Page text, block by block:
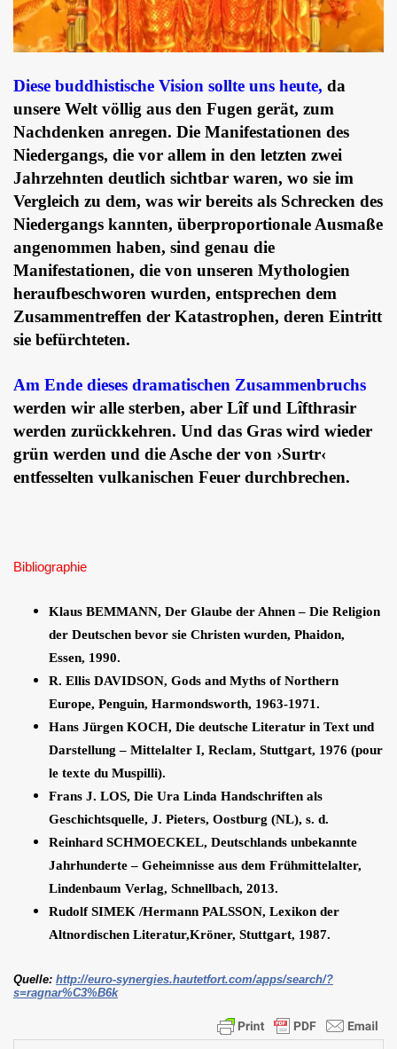
Diese buddhistische Vision sollte uns heute, da
unsere Welt völlig aus den Fugen gerät, zum
Nachdenken anregen. Die Manifestationen des
Niedergangs, die vor allem in den letzten zwei
Jahrzehnten deutlich sichtbar waren, wo sie im
Vergleich zu dem, was wir bereits als Schrecken des
Niedergangs kannten, überproportionale Ausmaße
angenommen haben, sind genau die
Manifestationen, die von unseren Mythologien
heraufbeschworen wurden, entsprechen dem
Zusammentreffen der Katastrophen, deren Eintritt
sie befürchteten.
Am Ende dieses dramatischen Zusammenbruchs
werden wir alle sterben, aber Lîf und Lîfthrasir
werden zurückkehren. Und das Gras wird wieder
grün werden und die Asche der von ›Surtr‹
entfesselten vulkanischen Feuer durchbrechen.
Bibliographie
Klaus BEMMANN, Der Glaube der Ahnen – Die Religion
der Deutschen bevor sie Christen wurden, Phaidon,
Essen, 1990.
R. Ellis DAVIDSON, Gods and Myths of Northern
Europe, Penguin, Harmondsworth, 1963-1971.
Hans Jürgen KOCH, Die deutsche Literatur in Text und
Darstellung – Mittelalter I, Reclam, Stuttgart, 1976 (pour
le texte du Muspilli).
Frans J. LOS, Die Ura Linda Handschriften als
Geschichtsquelle, J. Pieters, Oostburg (NL), s. d.
Reinhard SCHMOECKEL, Deutschlands unbekannte
Jahrhunderte – Geheimnisse aus dem Frühmittelalter,
Lindenbaum Verlag, Schnellbach, 2013.
Rudolf SIMEK /Hermann PALSSON, Lexikon der
Altnordischen Literatur,Kröner, Stuttgart, 1987.
Quelle: http://euro-synergies.hautetfort.com/apps/search/?
s=ragnar%C3%B6k